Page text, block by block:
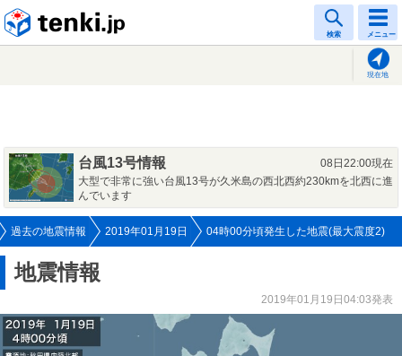
検索 メニュー
現在地
台風13号情報
08日22:00現在
大型で非常に強い台風13号が久米島の西北西約230kmを北西に進
んでいます
過去の地震情報 2019年01月19日 04時00分頃発生した地震(最大震度2)
地震情報
2019年01月19日04:03発表